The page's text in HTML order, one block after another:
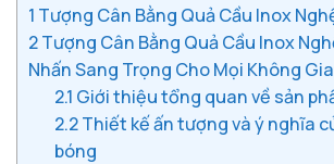
1 Tượng Cân Bằng Quả Cầu Inox
2Tượng Cân Bằng Quả Cầu Inox
Nhấn Sang Trọng Cho Mọi Không
2.1 Giới thiệu tổng quan về sản
2.2Thiết kế ấn tượng và ý nghĩa
bóng